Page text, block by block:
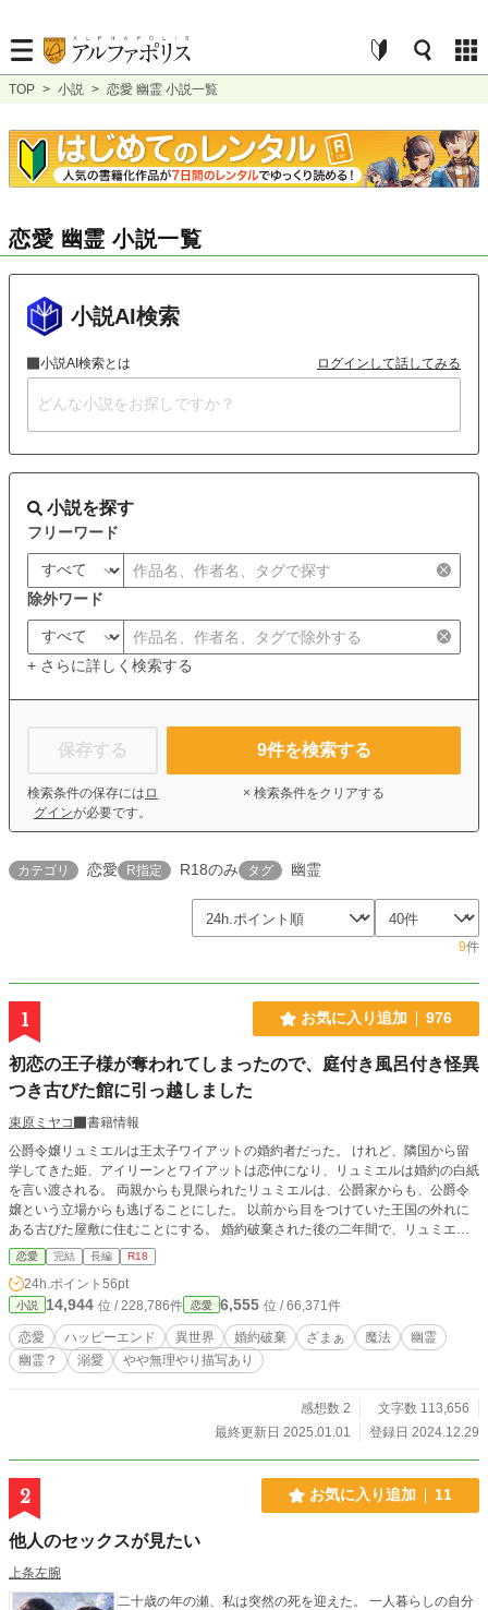
TOP > 小説 > 恋愛 幽霊 小説一覧
恋愛 幽霊 小説一覧
小説AI検索
小説AI検索とは ログインして話してみる
小説を探す
フリーワード
除外ワード
+ さらに詳しく検索する
保存する
検索条件の保存には ロ
グインが必要です。
9件を検索する
× 検索条件をクリアする
カテゴリ 恋愛 R指定 R18のみ タグ 幽霊
9件
1 お気に入り追加 976
初恋の王子様が奪われてしまったので、庭付き風呂付き怪異
つき古びた館に引っ越しました
束原ミヤコ
書籍情報
公爵令嬢リュミエルは王太子ワイアットの婚約者だった。 けれど、隣国から留
学してきた姫、アイリーンとワイアットは恋仲になり、リュミエルは婚約の白紙
を言い渡される。 両親からも見限られたリュミエルは、公爵家からも、公爵令
嬢という立場からも逃げることにした。 以前から目をつけていた王国の外れに
ある古びた屋敷に住むことにする。 婚約破棄された後の二年間で、リュミエル
は金を貯めて屋敷を買い取り出奔の準備をしていたのだ。 何もかもから解放さ
れたリュミエルが、古めかしい屋敷で暮らしはじめると、ある異変に気づく。
夜になると、どうにも──はしたない夢を見るのである。 幽霊とのあれそれを、
幽霊姦って言うのだと最近知りまして、どうしても書きたくなりました。 公爵
令嬢と、訳あり幽霊のゆるい話です。
恋愛 完結 長編 R18
24h.ポイント 56pt
小説 14,944 位 / 228,786件 恋愛 6,555 位 / 66,371件
恋愛 ハッピーエンド 異世界 婚約破棄 ざまぁ 魔法
幽霊
幽霊？
溺愛 やや無理やり描写あり
感想数 2
文字数 113,656
最終更新日 2025.01.01
登録日 2024.12.29
2 お気に入り追加 11
他人のセックスが見たい
上条左腕
二十歳の年の瀬、私は突然の死を迎えた。 一人暮らしの自分